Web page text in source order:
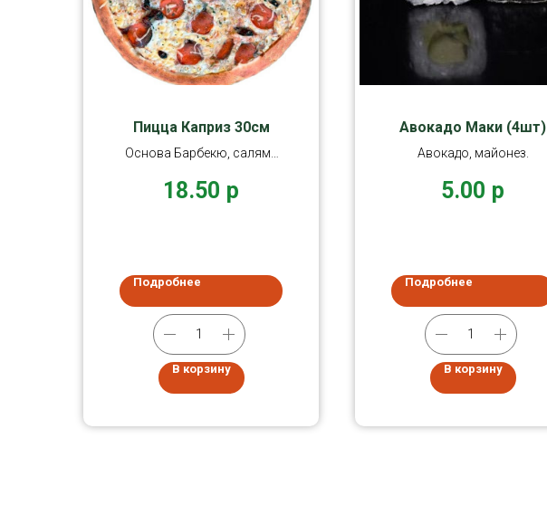
Пицца Каприз 30см
Основа Барбекю, салями
томаты, пармезан.
18.50 р
Подробнее
В корзину
Авокадо Маки (4шт)
Авокадо, майонез.
5.00 р
Подробнее
В корзину